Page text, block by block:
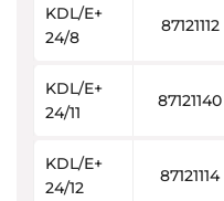
KDL/E+
24/8
87121112
KDL/E+
24/11
87121140
KDL/E+
24/12
87121114